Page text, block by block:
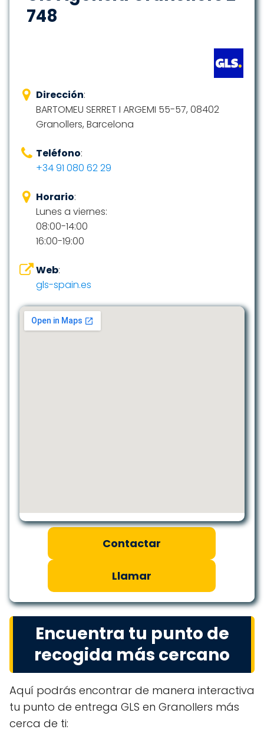
748
Dirección:
BARTOMEU SERRET I ARGEMI 55-57, 08402
Granollers, Barcelona
Teléfono:
+34 91 080 62 29
Horario:
Lunes a viernes:
08:00-14:00
16:00-19:00
Web:
gls-spain.es
Contactar
Llamar
Encuentra tu punto de
recogida más cercano
Aquí podrás encontrar de manera interactiva
tu punto de entrega GLS en Granollers más
cerca de ti: